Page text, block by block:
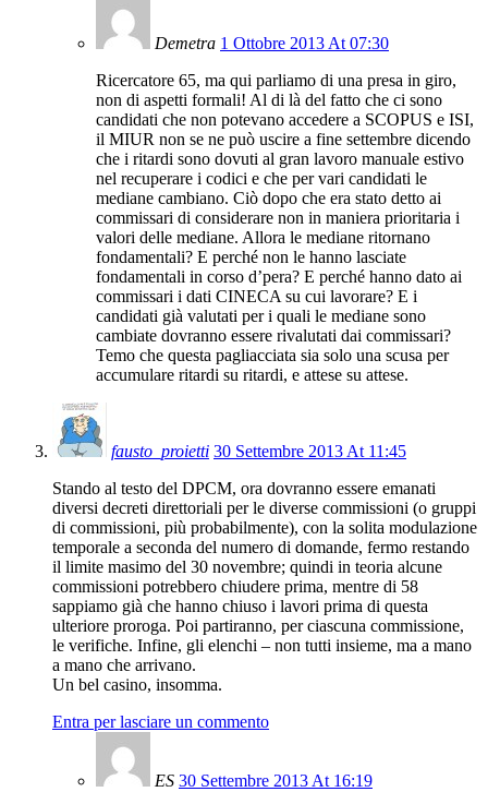
Demetra 1 Ottobre 2013 At 07:30
Ricercatore 65, ma qui parliamo di una presa in giro,
non di aspetti formali! Al di là del fatto che ci sono
candidati che non potevano accedere a SCOPUS e ISI,
il MIUR non se ne può uscire a fine settembre dicendo
che i ritardi sono dovuti al gran lavoro manuale estivo
nel recuperare i codici e che per vari candidati le
mediane cambiano. Ciò dopo che era stato detto ai
commissari di considerare non in maniera prioritaria i
valori delle mediane. Allora le mediane ritornano
fondamentali? E perché non le hanno lasciate
fondamentali in corso d’pera? E perché hanno dato ai
commissari i dati CINECA su cui lavorare? E i
candidati già valutati per i quali le mediane sono
cambiate dovranno essere rivalutati dai commissari?
Temo che questa pagliacciata sia solo una scusa per
accumulare ritardi su ritardi, e attese su attese.
fausto_proietti 30 Settembre 2013 At 11:45
Stando al testo del DPCM, ora dovranno essere emanati
diversi decreti direttoriali per le diverse commissioni (o gruppi
di commissioni, più probabilmente), con la solita modulazione
temporale a seconda del numero di domande, fermo restando
il limite masimo del 30 novembre; quindi in teoria alcune
commissioni potrebbero chiudere prima, mentre di 58
sappiamo già che hanno chiuso i lavori prima di questa
ulteriore proroga. Poi partiranno, per ciascuna commissione,
le verifiche. Infine, gli elenchi – non tutti insieme, ma a mano
a mano che arrivano.
Un bel casino, insomma.
Entra per lasciare un commento
ES 30 Settembre 2013 At 16:19